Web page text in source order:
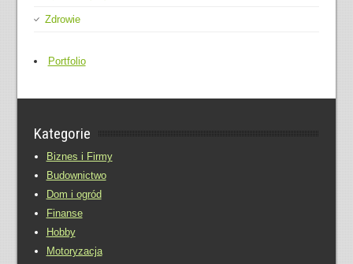
Zdrowie
Portfolio
Kategorie
Biznes i Firmy
Budownictwo
Dom i ogród
Finanse
Hobby
Motoryzacja